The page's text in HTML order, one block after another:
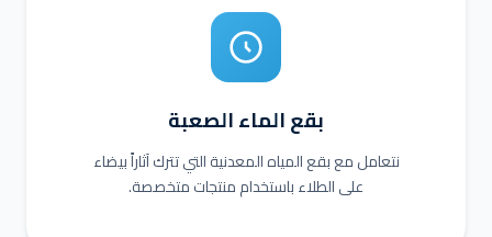
بقع الماء الصعبة
نتعامل مع بقع المياه المعدنية التي تترك آثاراً بيضاء
على الطلاء باستخدام منتجات متخصصة.